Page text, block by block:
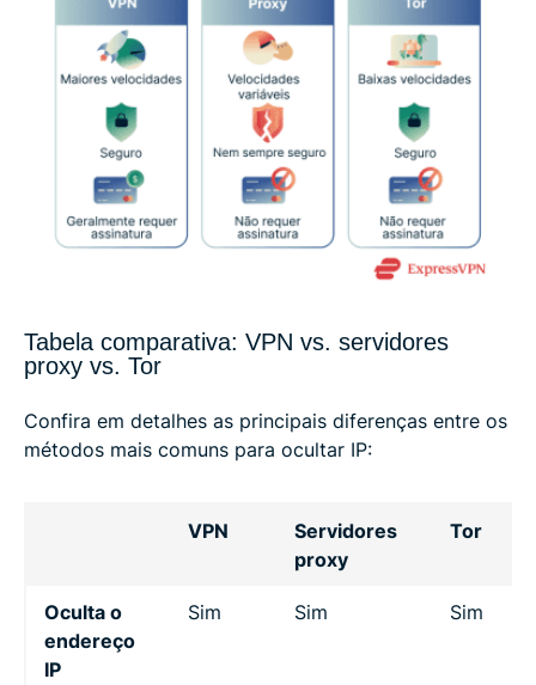
Tabela comparativa: VPN vs. servidores
proxy vs. Tor
Confira em detalhes as principais diferenças entre os
métodos mais comuns para ocultar IP:
VPN
Servidores
proxy
Tor
Oculta o
endereço
IP
Sim Sim Sim